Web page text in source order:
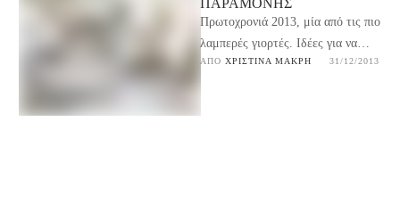
ΠΑΡΑΜΟΝΉΣ
Πρωτοχρονιά 2013, μία από τις πιο
λαμπερές γιορτές. Ιδέες για να
στρώσουμε το πιο όμορφο τραπέζι
ΑΠΌ ΧΡΙΣΤΊΝΑ ΜΑΚΡΉ 31/12/2013